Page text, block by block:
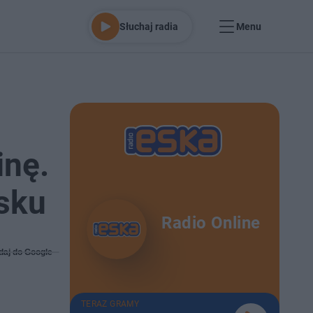
Słuchaj radia Menu
do Google
Radio Online
TERAZ GRAMY